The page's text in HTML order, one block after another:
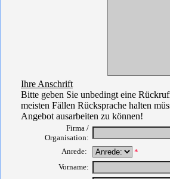
Ihre Anschrift
Bitte geben Sie unbedingt eine
meisten Fällen Rücksprache halten
Angebot ausarbeiten zu können!
Firma /
Organisation:
Anrede:
*
Vorname: